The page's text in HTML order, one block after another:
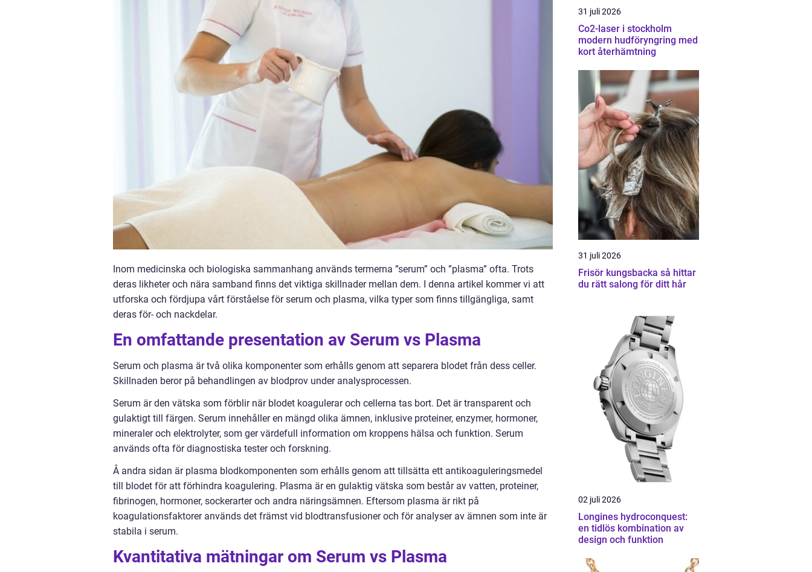
Inom medicinska och biologiska sammanhang används termerna ”serum” och ”plasma” ofta. Trots
deras likheter och nära samband finns det viktiga skillnader mellan dem. I denna artikel kommer vi att
utforska och fördjupa vårt förståelse för serum och plasma, vilka typer som finns tillgängliga, samt
deras för- och nackdelar.
En omfattande presentation av Serum vs Plasma
Serum och plasma är två olika komponenter som erhålls genom att separera blodet från dess celler.
Skillnaden beror på behandlingen av blodprov under analysprocessen.
Serum är den vätska som förblir när blodet koagulerar och cellerna tas bort. Det är transparent och
gulaktigt till färgen. Serum innehåller en mängd olika ämnen, inklusive proteiner, enzymer, hormoner,
mineraler och elektrolyter, som ger värdefull information om kroppens hälsa och funktion. Serum
används ofta för diagnostiska tester och forskning.
Å andra sidan är plasma blodkomponenten som erhålls genom att tillsätta ett antikoaguleringsmedel
till blodet för att förhindra koagulering. Plasma är en gulaktig vätska som består av vatten, proteiner,
fibrinogen, hormoner, sockerarter och andra näringsämnen. Eftersom plasma är rikt på
koagulationsfaktorer används det främst vid blodtransfusioner och för analyser av ämnen som inte är
stabila i serum.
Kvantitativa mätningar om Serum vs Plasma
31 juli 2026
Co2-laser i stockholm
modern hudföryngring med
kort återhämtning
31 juli 2026
Frisör kungsbacka så hittar
du rätt salong för ditt hår
02 juli 2026
Longines hydroconquest:
en tidlös kombination av
design och funktion